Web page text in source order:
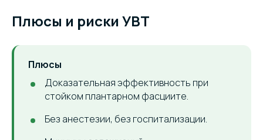
Плюсы и риски УВТ
Плюсы
Доказательная эффективность при
стойком плантарном фасциите.
Без анестезии, без госпитализации.